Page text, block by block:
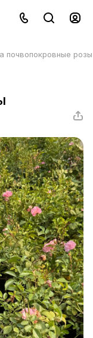
почвопокровные розы